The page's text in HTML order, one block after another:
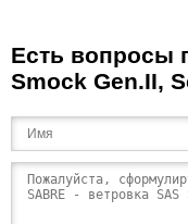
Есть вопросы
Smock Gen.II,